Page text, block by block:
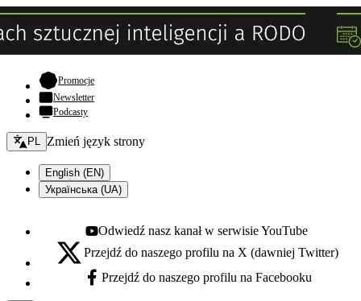
Promocje- otwiera się w nowej karcie
Newsletter
Podcasty
Zmień język - bieżący:
PL Zmień język strony
English (EN)
Українська (UA)
Youtube - otwiera się w nowej karcie
Odwiedź nasz kanał w serwisie YouTube
X - otwiera się w nowej karcie
Przejdź do naszego profilu na X (dawniej Twitter)
Facebook - otwiera się w nowej karcie
Przejdź do naszego profilu na Facebooku